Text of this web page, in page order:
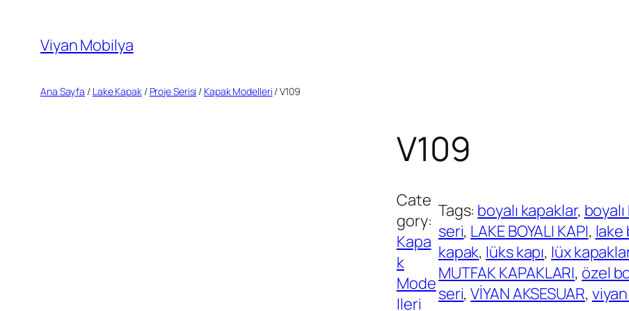
Viyan Mobilya
Ana Sayfa / Lake Kapak/ Proje Serisi / Kapak Modelleri / V109
V109
Cate
gory:
Kapa
k
Mode
lleri
Tags: boyalı kapaklar, boyalı
seri, LAKE BOYALI KAPI, lake
kapak, lüks kapı, lüx
MUTFAK KAPAKLARI, özel
seri, VİYAN AKSESUAR,